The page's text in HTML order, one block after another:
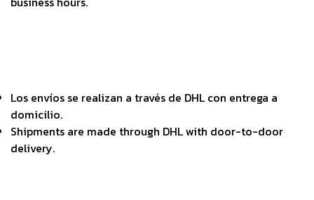
Los envíos se realizan a través de DHL con entrega a
domicilio.
Shipments are made through DHL with door-to-door
delivery.